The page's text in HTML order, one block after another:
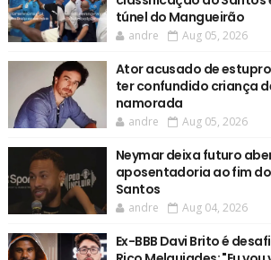
túnel do Mangueirão
andre Aug 05, 2026
Ator acusado de
ter confundido criança
namorada
andre Aug 05, 2026
Neymar deixa futuro
aposentadoria ao fim
Santos
andre Aug 04, 2026
Ex-BBB Davi Brito é